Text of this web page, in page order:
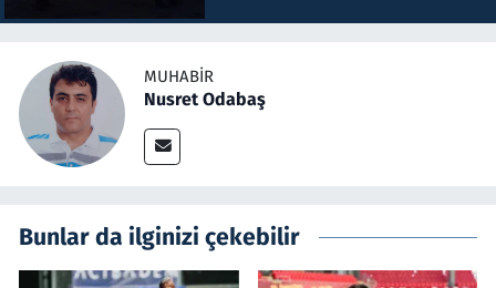
MUHABIR
Nusret Odabaş
Bunlar da ilginizi çekebilir